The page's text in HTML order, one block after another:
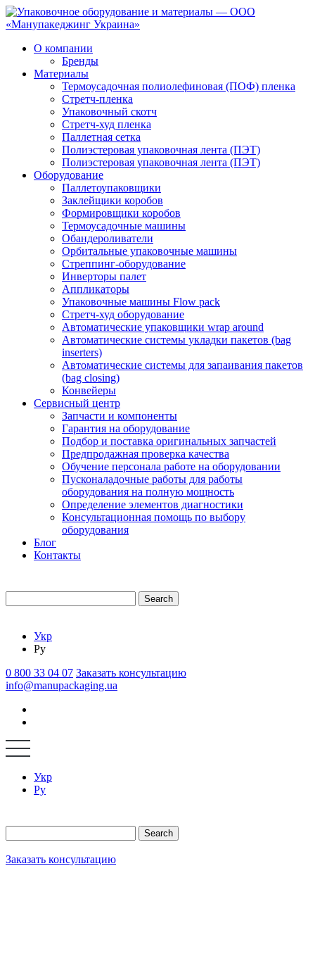
О компании
Бренды
Материалы
Термоусадочная полиолефиновая (ПОФ) пленка
Стретч-пленка
Упаковочный скотч
Стретч-худ пленка
Паллетная сетка
Полиэстеровая упаковочная лента (ПЭТ)
Полиэстеровая упаковочная лента (ПЭТ)
Оборудование
Паллетоупаковщики
Заклейщики коробов
Формировщики коробов
Термоусадочные машины
Обандероливатели
Орбитальные упаковочные машины
Стреппинг-оборудование
Инверторы палет
Аппликаторы
Упаковочные машины Flow pack
Стретч-худ оборудование
Автоматические упаковщики wrap around
Автоматические системы укладки пакетов (bag
inserters)
Автоматические системы для запаивания пакетов
(bag closing)
Конвейеры
Сервисный центр
Запчасти и компоненты
Гарантия на оборудование
Подбор и поставка оригинальных запчастей
Предпродажная проверка качества
Обучение персонала работе на оборудовании
Пусконаладочные работы для работы
оборудования на полную мощность
Определение элементов диагностики
Консультационная помощь по выбору
оборудования
Блог
Контакты
Search
Укр
Ру
0 800 33 04 07 Заказать консультацию
info@manupackaging.ua
Укр
Ру
Search
Заказать консультацию